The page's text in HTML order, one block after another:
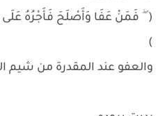
( ۖ فَمَنْ عَفَا وَأَصْلَحَ فَأَجْرُهُ عَلَى
)
والعفو عند المقدرة من شيم